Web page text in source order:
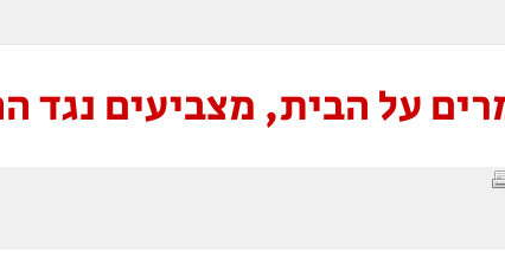
על הבית, מצביעים נגד